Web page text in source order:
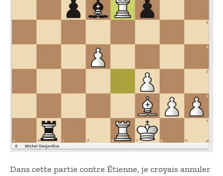
Dans cette partie contre Étienne, je croyais annuler